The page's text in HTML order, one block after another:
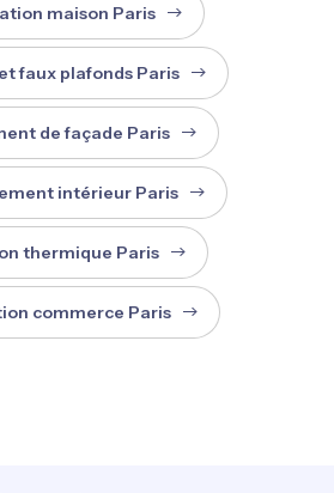
maison Paris
faux plafonds Paris
de façade Paris
intérieur Paris
thermique Paris
commerce Paris